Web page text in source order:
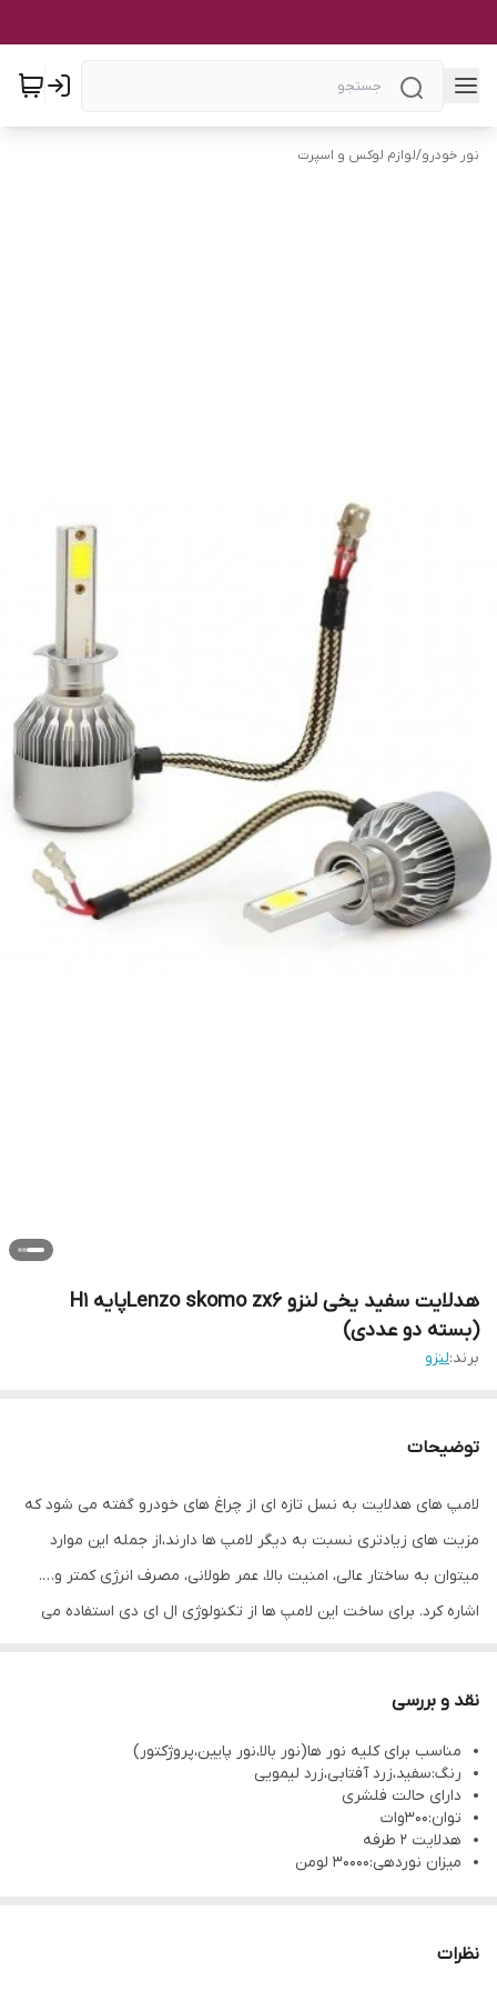
نور خودرو/لوازم لوکس و اسپرت
هدلایت سفید یخی لنزو Lenzo skomo zx6پایه H1
(بسته دو عددی)
برند:لنزو
توضیحات
لامپ های هدلایت به نسل تازه ای از چراغ های خودرو گفته می شود که
مزیت های زیادتری نسبت به دیگر لامپ ها دارند،از جمله این موارد
میتوان به ساختار عالی، امنیت بالا، عمر طولانی، مصرف انرژی کمتر و….
اشاره کرد. برای ساخت این لامپ ها از تکنولوژی ال ای دی استفاده می
کمتری هم مصرف می کنند
نقد و بررسی
مناسب برای کلیه نور ها(نور بالا،نور پایین،پروژکتور)
رنگ:سفید،زرد آفتابی،زرد لیمویی
دارای حالت فلشری
توان:300وات
هدلایت 2 طرفه
میزان نوردهی:30000 لومن
نظرات